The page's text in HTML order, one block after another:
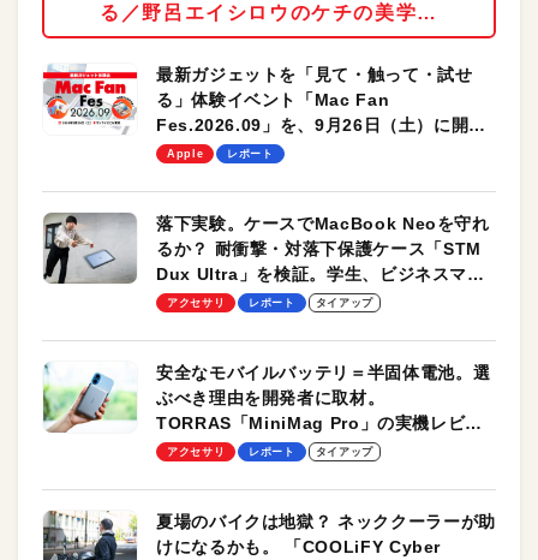
る／野呂エイシロウのケチの美学…
最新ガジェットを「見て・触って・試せ
る」体験イベント「Mac Fan
Fes.2026.09」を、9月26日（土）に開催
します！
Apple レポート
落下実験。ケースでMacBook Neoを守れ
るか？ 耐衝撃・対落下保護ケース「STM
Dux Ultra」を検証。学生、ビジネスマン
のモバイルユースに最適！
アクセサリ レポート タイアップ
安全なモバイルバッテリ＝半固体電池。選
ぶべき理由を開発者に取材。
TORRAS「MiniMag Pro」の実機レビュ
ーも
アクセサリ レポート タイアップ
夏場のバイクは地獄？ ネッククーラーが助
けになるかも。 「COOLiFY Cyber